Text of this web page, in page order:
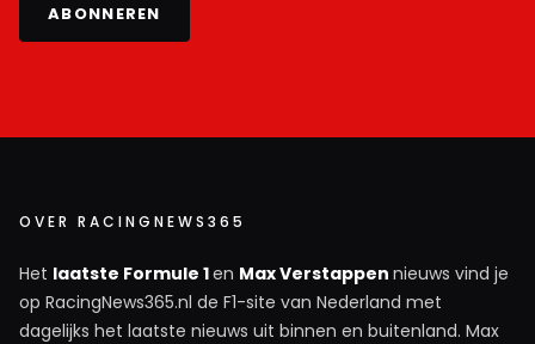
ABONNEREN
OVER RACINGNEWS365
Het laatste Formule 1en Max Verstappen nieuws vind je
op RacingNews365.nl de F1-site van Nederland met
dagelijks het laatste nieuws uit binnen en buitenland. Max